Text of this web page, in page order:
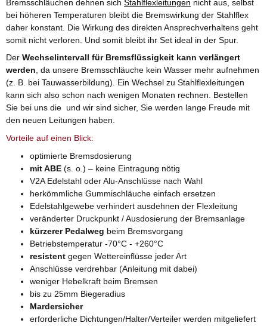
Bremsschläuchen dehnen sich Stahlflexleitungen nicht aus, selbst
bei höheren Temperaturen bleibt die Bremswirkung der Stahlflex
daher konstant. Die Wirkung des direkten Ansprechverhaltens geht
somit nicht verloren. Und somit bleibt ihr Set ideal in der Spur.
Der Wechselintervall für Bremsflüssigkeit kann verlängert
werden, da unsere Bremsschläuche kein Wasser mehr aufnehmen
(z. B. bei Tauwasserbildung). Ein Wechsel zu Stahlflexleitungen
kann sich also schon nach wenigen Monaten rechnen. Bestellen
Sie bei uns die und wir sind sicher, Sie werden lange Freude mit
den neuen Leitungen haben.
Vorteile auf einen Blick:
optimierte Bremsdosierung
mit ABE (s. o.) – keine Eintragung nötig
V2A Edelstahl oder Alu-Anschlüsse nach Wahl
herkömmliche Gummischläuche einfach ersetzen
Edelstahlgewebe verhindert ausdehnen der Flexleitung
veränderter Druckpunkt / Ausdosierung der Bremsanlage
kürzerer Pedalweg beim Bremsvorgang
Betriebstemperatur -70°C - +260°C
resistent gegen Wettereinflüsse jeder Art
Anschlüsse verdrehbar (Anleitung mit dabei)
weniger Hebelkraft beim Bremsen
bis zu 25mm Biegeradius
Mardersicher
erforderliche Dichtungen/Halter/Verteiler werden mitgeliefert